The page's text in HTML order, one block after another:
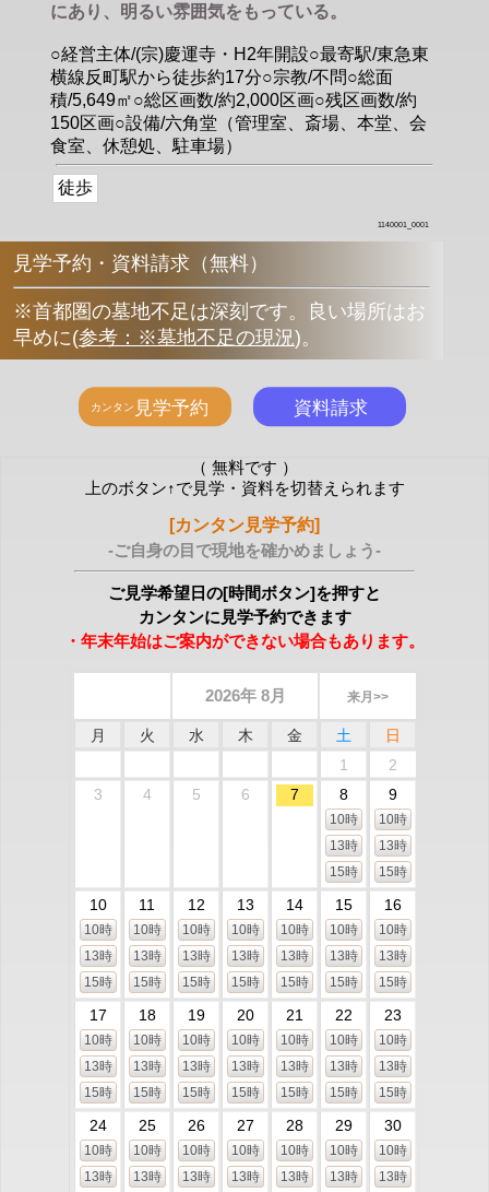
にあり、明るい雰囲気をもっている。
○経営主体/(宗)慶運寺・H2年開設○最寄駅/東急東
横線反町駅から徒歩約17分○宗教/不問○総面
積/5,649㎡○総区画数/約2,000区画○残区画数/約
150区画○設備/六角堂（管理室、斎場、本堂、会
食室、休憩処、駐車場）
徒歩
1140001_0001
見学予約・資料請求（無料）
※首都圏の墓地不足は深刻です。良い場所はお
早めに(参考：※墓地不足の現況)。
（ 無料です ）
上のボタン↑で見学・資料を切替えられます
[カンタン見学予約]
-ご自身の目で現地を確かめましょう-
ご見学希望日の[時間ボタン]を押すと
カンタンに見学予約できます
・年末年始はご案内ができない場合もあります。
2026年 8月 来月>>
月 火 水 木 金 土
日
1
2
3
4 5 6 7 8
10時
13時
15時
9
10時
13時
15時
10
10時
13時
15時
11
10時
13時
15時
12
10時
13時
15時
13
10時
13時
15時
14
10時
13時
15時
15
10時
13時
15時
16
10時
13時
15時
17
10時
13時
15時
18
10時
13時
15時
19
10時
13時
15時
20
10時
13時
15時
21
10時
13時
15時
22
10時
13時
15時
23
10時
13時
15時
24
10時
13時
25
10時
13時
26
10時
13時
27
10時
13時
28
10時
13時
29
10時
13時
30
10時
13時